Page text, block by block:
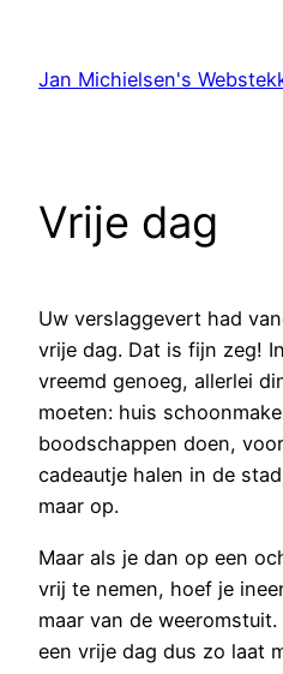
Jan Michielsen's
Vrije dag
Uw verslaggevert had
vrije dag. Dat is fijn zeg!
vreemd genoeg, allerlei
moeten: huis
boodschappen doen,
cadeautje halen in de
maar op.
Maar als je dan op een
vrij te nemen, hoef je
maar van de
een vrije dag dus zo laat